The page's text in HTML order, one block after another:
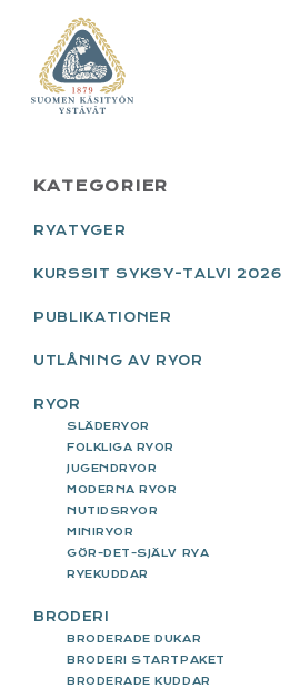
primary
navigation
content
primary
sidebar
footer
PRIMARY
SIDEBAR
KATEGORIER
RYATYGER
KURSSIT SYKSY-TALVI 2026
PUBLIKATIONER
UTLÅNING AV RYOR
RYOR
SLÄDERYOR
FOLKLIGA RYOR
JUGENDRYOR
MODERNA RYOR
NUTIDSRYOR
MINIRYOR
GÖR-DET-SJÄLV RYA
RYEKUDDAR
BRODERI
BRODERADE DUKAR
BRODERI STARTPAKET
BRODERADE KUDDAR